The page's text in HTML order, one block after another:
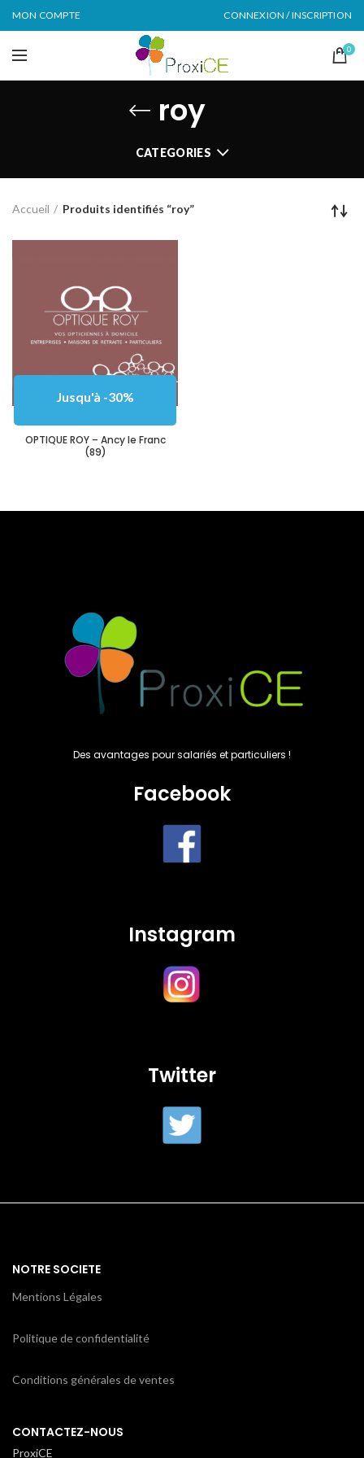
MON COMPTE CONNEXION / INSCRIPTION
0
roy
CATEGORIES
Accueil Produits identifiés “roy”
Jusqu'à -30%
OPTIQUE ROY – Ancy le Franc
(89)
Des avantages pour salariés et particuliers !
Facebook
Instagram
Twitter
NOTRE SOCIETE
Mentions Légales
Politique de confidentialité
Conditions générales de ventes
CONTACTEZ-NOUS
ProxiCE